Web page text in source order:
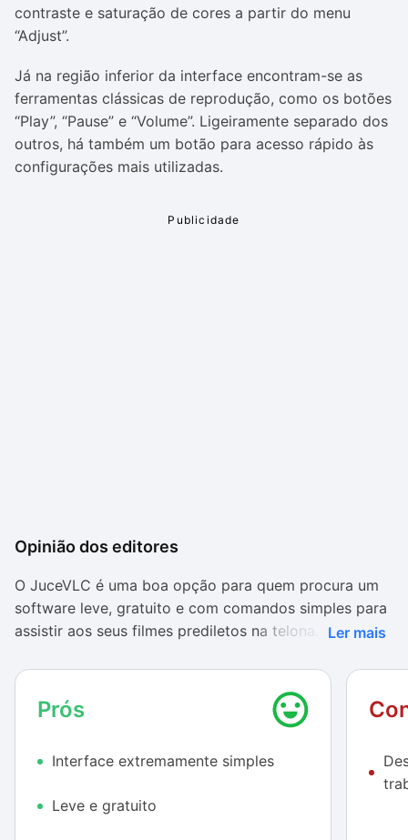
contraste e saturação de cores a partir do menu
“Adjust”.
Já na região inferior da interface encontram-se as
ferramentas clássicas de reprodução, como os botões
“Play”, “Pause” e “Volume”. Ligeiramente separado dos
outros, há também um botão para acesso rápido às
configurações mais utilizadas.
Opinião dos editores
O JuceVLC é uma boa opção para quem procura um
software leve, gratuito e com comandos simples para
assistir aos seus filmes prediletos na telona. A
aparelhos de DVD comuns, com menus minimalistas e
navegação bastante intuitiva – combina perfeitamente
com controles remotos.
Vale lembrar que, por ser construído em cima do
também aceita uma infinidade de formatos de
Ler mais
Prós
Interface extremamente simples
Leve e gratuito